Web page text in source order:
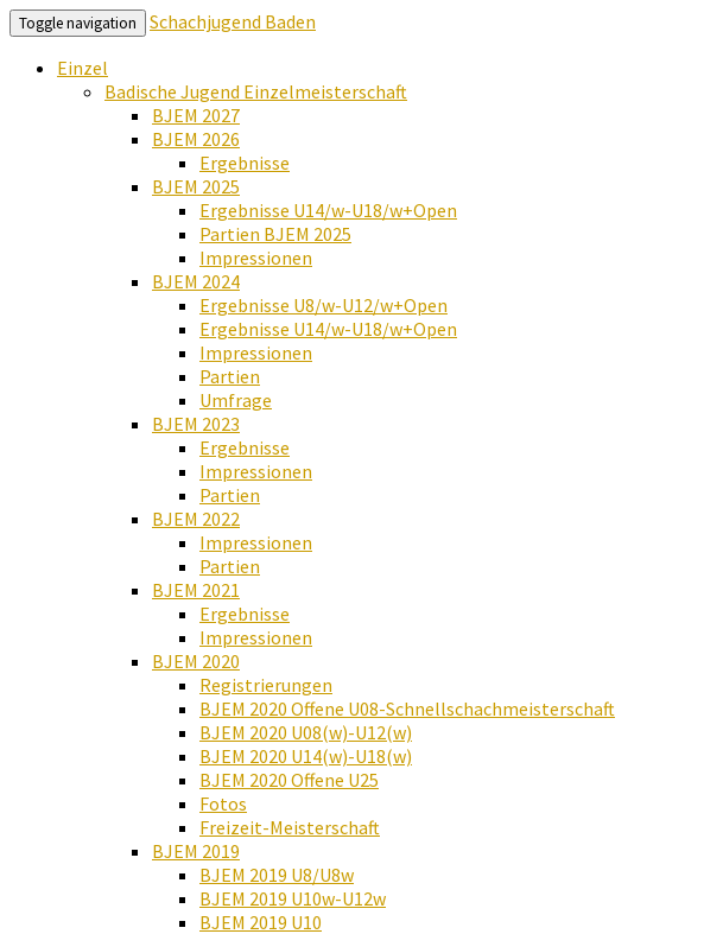
Toggle navigation
Schachjugend Baden
Einzel
Badische Jugend Einzelmeisterschaft
BJEM 2027
BJEM 2026
Ergebnisse
BJEM 2025
Ergebnisse U14/w-U18/w+Open
Partien BJEM 2025
Impressionen
BJEM 2024
Ergebnisse U8/w-U12/w+Open
Ergebnisse U14/w-U18/w+Open
Impressionen
Partien
Umfrage
BJEM 2023
Ergebnisse
Impressionen
Partien
BJEM 2022
Impressionen
Partien
BJEM 2021
Ergebnisse
Impressionen
BJEM 2020
Registrierungen
BJEM 2020 Offene U08-Schnellschachmeisterschaft
BJEM 2020 U08(w)-U12(w)
BJEM 2020 U14(w)-U18(w)
BJEM 2020 Offene U25
Fotos
Freizeit-Meisterschaft
BJEM 2019
BJEM 2019 U8/U8w
BJEM 2019 U10w-U12w
BJEM 2019 U10